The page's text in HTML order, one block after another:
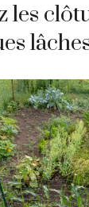
les